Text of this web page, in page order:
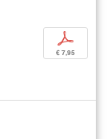
p
€ 7,95